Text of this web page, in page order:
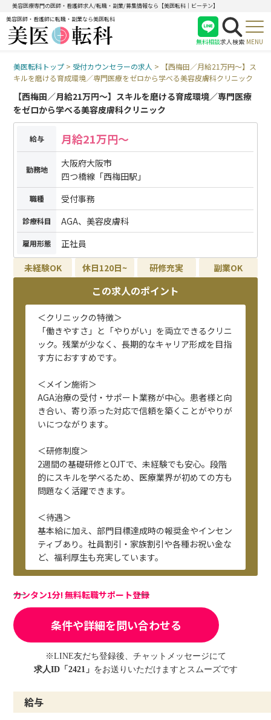
美容医療専門の医師・看護師求人/転職・副業/募集情報なら【美医転科｜ビーテン】
美容医師・看護師に転職・副業なら美医転科
無料相談
医師
受付
求人検索 MENU
美医転科トップ > 受付カウンセラーの求人 >
【西梅田／月給21万円〜】ス
キルを磨ける育成環境／専門医療をゼロから学べる美容皮膚科クリニック
【西梅田／月給21万円〜】スキルを磨ける育成環境／専門医療
をゼロから学べる美容皮膚科クリニック
給与 月給21万円〜
勤務地
大阪府大阪市
四つ橋線「西梅田駅」
職種 受付事務
診療科目 AGA、美容皮膚科
雇用形態
正社員
未経験OK
休日120日~ 研修充実 副業OK
この求人のポイント
＜クリニックの特徴＞
「働きやすさ」と「やりがい」を両立できるクリニ
ック。残業が少なく、長期的なキャリア形成を目指
す方におすすめです。
＜メイン施術＞
AGA治療の受付・サポート業務が中心。患者様と向
き合い、寄り添った対応で信頼を築くことがやりが
いにつながります。
＜研修制度＞
2週間の基礎研修とOJTで、未経験でも安心。段階
的にスキルを学べるため、医療業界が初めての方も
問題なく活躍できます。
＜待遇＞
基本給に加え、部門目標達成時の報奨金やインセン
ティブあり。社員割引・家族割引や各種お祝い金な
ど、福利厚生も充実しています。
カンタン1分! 無料転職サポート登録
条件や詳細を問い合わせる
※LINE友だち登録後、チャットメッセージにて
求人ID「2421」 をお送りいただけますとスムーズです
給与